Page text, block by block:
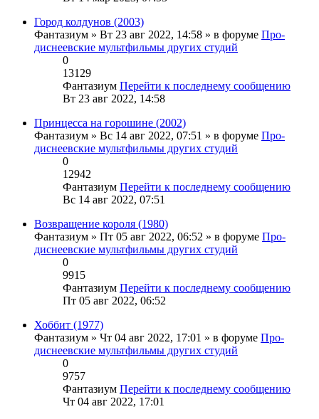
Город колдунов (2003)
Фантазиум » Вт 23 авг 2022, 14:58 » в форуме Про-
диснеевские мультфильмы других студий
0
13129
Фантазиум Перейти к последнему сообщению
Вт 23 авг 2022, 14:58
Принцесса на горошине (2002)
Фантазиум » Вс 14 авг 2022, 07:51 » в форуме Про-
диснеевские мультфильмы других студий
0
12942
Фантазиум Перейти к последнему сообщению
Вс 14 авг 2022, 07:51
Возвращение короля (1980)
Фантазиум » Пт 05 авг 2022, 06:52 » в форуме Про-
диснеевские мультфильмы других студий
0
9915
Фантазиум Перейти к последнему сообщению
Пт 05 авг 2022, 06:52
Хоббит (1977)
Фантазиум » Чт 04 авг 2022, 17:01 » в форуме Про-
диснеевские мультфильмы других студий
0
9757
Фантазиум Перейти к последнему сообщению
Чт 04 авг 2022, 17:01